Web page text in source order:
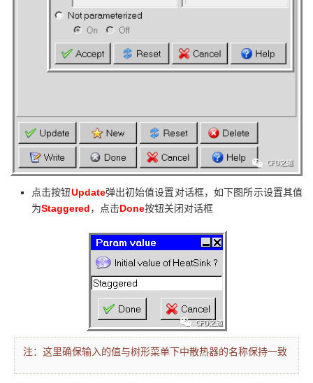
点击按钮Update弹出初始值设置对话框，如下图所示设置其值
为Staggered ，点击Done按钮关闭对话框
注： 这里确保输入的值与树形菜单下中散热器的名称保持一致